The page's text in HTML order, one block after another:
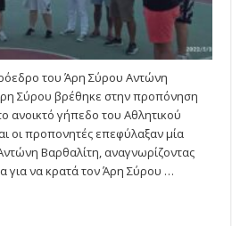
του Άρη Σύρου Αντώνη
Σύρου βρέθηκε στην προπόνηση
ανοικτό γήπεδο του Αθλητικού
οι προπονητές επεφύλαξαν μία
Βαρθαλίτη, αναγνωρίζοντας
για να κρατά τον Άρη Σύρου …